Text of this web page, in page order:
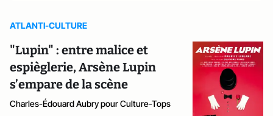
ATLANTI-CULTURE
"Lupin" : entre malice et
espièglerie, Arsène Lupin
s’empare de la scène
Charles-Édouard Aubry pour Culture-Tops